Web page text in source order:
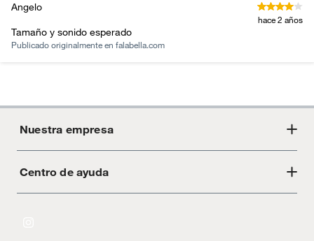
Angelo
hace 2 años
Tamaño y sonido esperado
Publicado originalmente en falabella.com
Nuestra empresa
Acerca de Crate
Centro de ayuda